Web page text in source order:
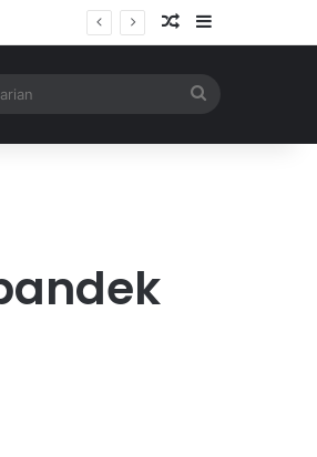
Artikel Acak
Sidebar